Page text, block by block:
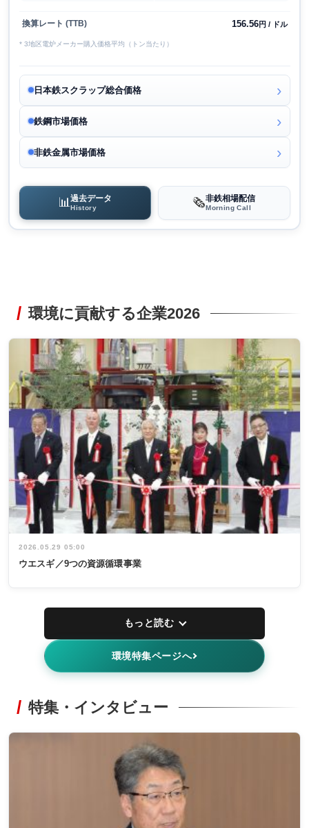
換算レート (TTB) 156.56円 / ドル
* 3地区電炉メーカー購入価格平均（トン当たり）
日本鉄スクラップ総合価格
鉄鋼市場価格
非鉄金属市場価格
📊過去データ
History 🗞️非鉄相場配信
Morning Call
環境に貢献する企業2026
2026.05.29 05:00
ウエスギ／9つの資源循環事業
もっと読む
環境特集ページへ
特集・インタビュー